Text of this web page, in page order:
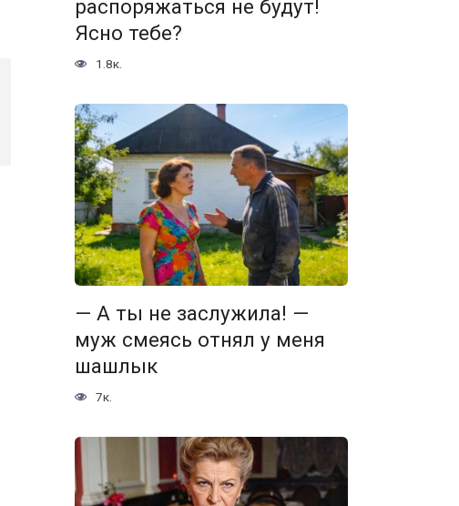
распоряжаться не будут!
Ясно тебе?
1.8к.
— А ты не заслужила! —
муж смеясь отнял у меня
шашлык
7к.